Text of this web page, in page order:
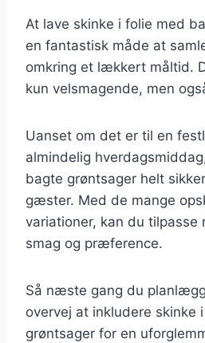
At lave skinke i folie med
en fantastisk måde at
omkring et lækkert måltid.
kun velsmagende, men
Uanset om det er til en
almindelig
bagte grøntsager helt
gæster. Med de mange
variationer, kan du tilpasse
smag og præference.
Så næste gang du
overvej at inkludere skinke
grøntsager for en